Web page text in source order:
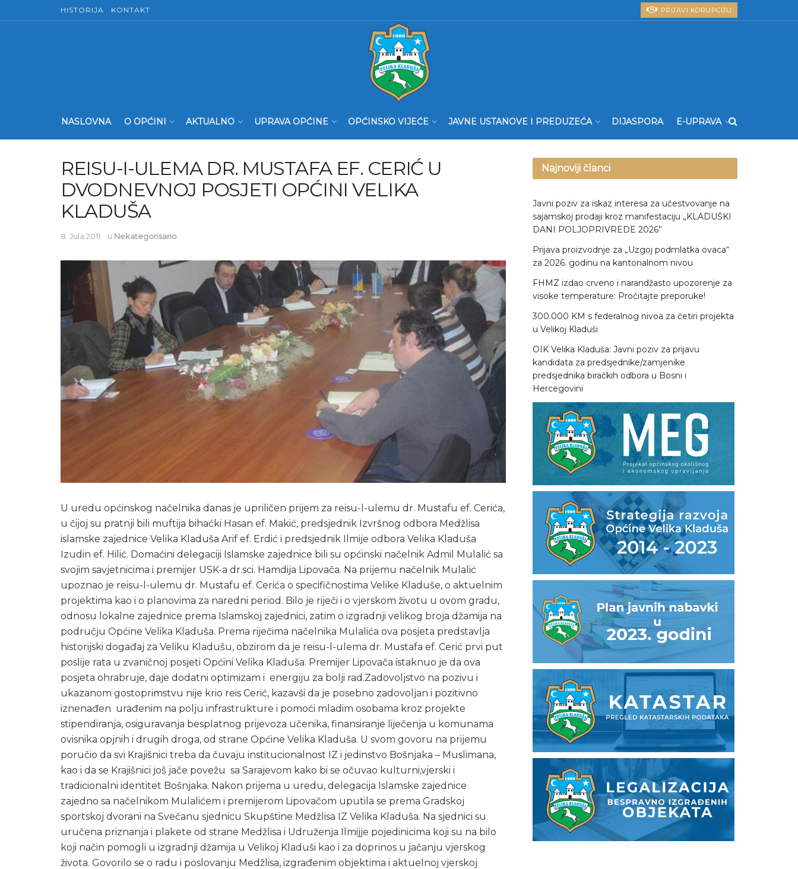
HISTORIJA KONTAKT PRIJAVI KORUPCIJU
NASLOVNA O OPĆINI AKTUALNO UPRAVA OPĆINE OPĆINSKO VIJEĆE JAVNE USTANOVE I PREDUZEĆA DIJASPORA E-UPRAVA
REISU-I-ULEMA DR. MUSTAFA EF. CERIĆ U
DVODNEVNOJ POSJETI OPĆINI VELIKA
KLADUŠA
8. Jula 2011. u Nekategorisano
U uredu općinskog načelnika danas je upriličen prijem za reisu-l-ulemu dr. Mustafu ef. Cerića,
u čijoj su pratnji bili muftija bihaćki Hasan ef. Makić, predsjednik Izvršnog odbora Medžlisa
islamske zajednice Velika Kladuša Arif ef. Erdić i predsjednik Ilmije odbora Velika Kladuša
Izudin ef. Hilić. Domaćini delegaciji Islamske zajednice bili su općinski načelnik Admil Mulalić sa
svojim savjetnicima i premijer USK-a dr.sci. Hamdija Lipovača. Na prijemu načelnik Mulalić
upoznao je reisu-l-ulemu dr. Mustafu ef. Cerića o specifičnostima Velike Kladuše, o aktuelnim
projektima kao i o planovima za naredni period. Bilo je riječi i o vjerskom životu u ovom gradu,
odnosu lokalne zajednice prema Islamskoj zajednici, zatim o izgradnji velikog broja džamija na
području Općine Velika Kladuša. Prema riječima načelnika Mulalića ova posjeta predstavlja
historijski događaj za Veliku Kladušu, obzirom da je reisu-l-ulema dr. Mustafa ef. Cerić prvi put
poslije rata u zvaničnoj posjeti Općini Velika Kladuša. Premijer Lipovača istaknuo je da ova
posjeta ohrabruje, daje dodatni optimizam i energiju za bolji rad.Zadovoljstvo na pozivu i
ukazanom gostoprimstvu nije krio reis Cerić, kazavši da je posebno zadovoljan i pozitivno
iznenađen urađenim na polju infrastrukture i pomoći mladim osobama kroz projekte
stipendiranja, osiguravanja besplatnog prijevoza učenika, finansiranje liječenja u komunama
ovisnika opjnih i drugih droga, od strane Općine Velika Kladuša. U svom govoru na prijemu
poručio da svi Krajišnici treba da čuvaju institucionalnost IZ i jedinstvo Bošnjaka – Muslimana,
kao i da se Krajišnici još jače povežu sa Sarajevom kako bi se očuvao kulturni,vjerski i
tradicionalni identitet Bošnjaka. Nakon prijema u uredu, delegacija Islamske zajednice
zajedno sa načelnikom Mulalićem i premijerom Lipovačom uputila se prema Gradskoj
sportskoj dvorani na Svečanu sjednicu Skupštine Medžlisa IZ Velika Kladuša. Na sjednici su
uručena priznanja i plakete od strane Medžlisa i Udruženja Ilmijje pojedinicima koji su na bilo
koji način pomogli u izgradnji džamija u Velikoj Kladuši kao i za doprinos u jačanju vjerskog
života. Govorilo se o radu i poslovanju Medžlisa, izgrađenim objektima i aktuelnoj vjerskoj
Najnoviji članci
Javni poziv za iskaz interesa za učestvovanje na
sajamskoj prodaji kroz manifestaciju „KLADUŠKI
DANI POLJOPRIVREDE 2026”
Prijava proizvodnje za „Uzgoj podmlatka ovaca“
za 2026. godinu na kantonalnom nivou
FHMZ izdao crveno i narandžasto upozorenje za
visoke temperature: Pročitajte preporuke!
300.000 KM s federalnog nivoa za četiri projekta
u Velikoj Kladuši
OIK Velika Kladuša: Javni poziv za prijavu
kandidata za predsjednike/zamjenike
predsjednika biračkih odbora u Bosni i
Hercegovini